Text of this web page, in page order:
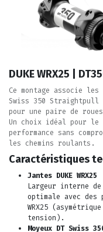
DUKE WRX25 |
Ce montage associe les
Swiss 350 Straightpull
pour une paire de
Un choix idéal pour le
performance sans
les chemins roulants.
Caractéristiques
Jantes DUKE WRX25
Largeur interne
optimale avec des
WRX25
tension).
Moyeux DT Swiss